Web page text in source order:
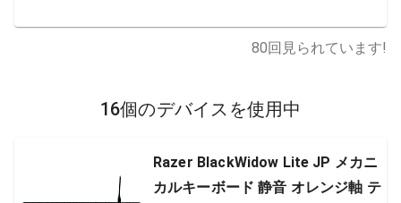
80回見られています!
16個のデバイスを使用中
Razer BlackWidow Lite JP メカニ
カルキーボード 静音 オレンジ軸 テ